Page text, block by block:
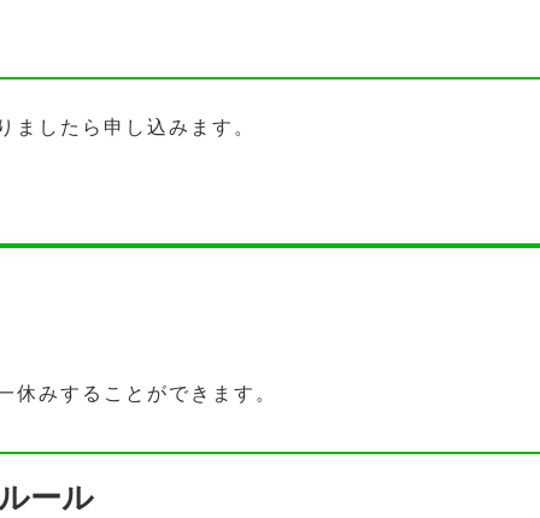
ましたら申し込みます。
休みすることができます。
ール